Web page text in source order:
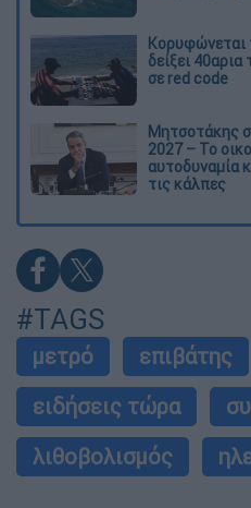
Κορυφώνεται
δείξει
σε red code
Μητσοτάκης
2027 – Το
αυτοδυναμία
τις κάλπες
#TAGS
μετρό επιβάτης
ειδήσεις τώρα
λιθοβολισμός